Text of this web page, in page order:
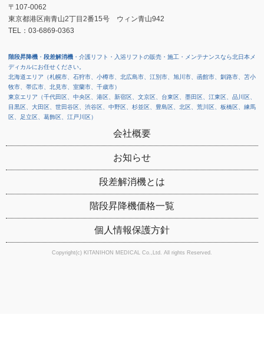
〒107-0062
東京都港区南青山2丁目2番15号 ウィン青山942
TEL：03-6869-0363
階段昇降機 ・ 段差解消機 ・介護リフト・入浴リフトの販売・施工・メンテナンスなら北日本メ
ディカルにお任せください。
北海道エリア（札幌市、石狩市、小樽市、北広島市、江別市、旭川市、函館市、釧路市、苫小
牧市、帯広市、北見市、室蘭市、千歳市）
東京エリア（千代田区、中央区、港区、新宿区、文京区、台東区、墨田区、江東区、品川区、
目黒区、大田区、世田谷区、渋谷区、中野区、杉並区、豊島区、北区、荒川区、板橋区、練馬
区、足立区、葛飾区、江戸川区）
会社概要
お知らせ
段差解消機とは
階段昇降機価格一覧
個人情報保護方針
Copyright(c) KITANIHON MEDICAL Co.,Ltd. All rights Reserved.